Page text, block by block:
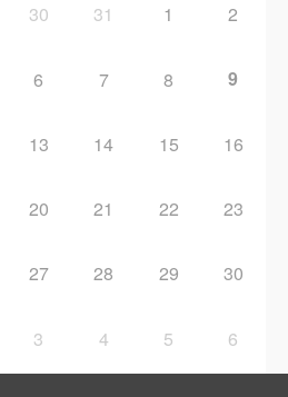
30 31 1 2
6 7 8 9
13 14 15 16
20 21 22 23
27 28 29 30
3 4 5 6